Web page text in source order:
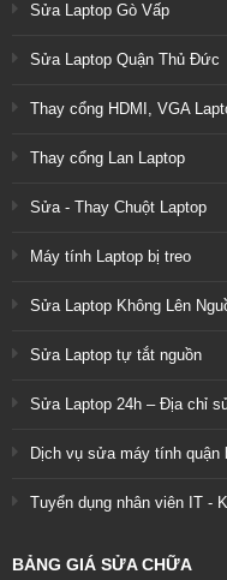
Sửa Laptop Gò Vấp
Sửa Laptop Quận Thủ Đức
Thay cổng HDMI, VGA
Thay cổng Lan Laptop
Sửa - Thay Chuột Laptop
Máy tính Laptop bị treo
Sửa Laptop Không Lên
Sửa Laptop tự tắt nguồn
Sửa Laptop 24h – Địa chỉ
Dịch vụ sửa máy tính quận
Tuyển dụng nhân viên IT -
BẢNG GIÁ SỬA CHỮA